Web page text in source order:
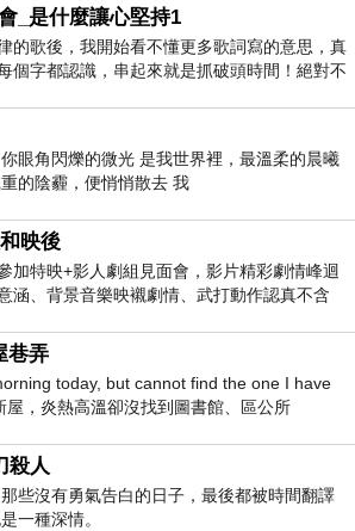
_是什麼讓心堅持1
的歌後，我開始看不懂更多歌詞寫的意思，真
個字都認識，串起來就是抓破頭時間！絕對不
你眼角閃爍的微光 是我世界裡，最溫柔的晨曦
的陰霾，便悄悄散去 我
映後
加特映+影人劇組見面會，影片精彩劇情峰迴
涵、背景音樂映襯劇情、武打動作認真不含
巷弄
today, but cannot find the one I have
，炎熱高溫卻沒找到圖書館、區公所
殺人
些沒有勇氣告白的日子，最後都被時間翻譯
一種深情。